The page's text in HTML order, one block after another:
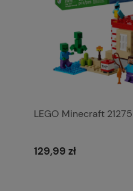
LEGO Minecraft
129,99 zł